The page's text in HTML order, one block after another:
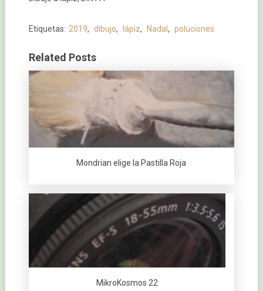
Etiquetas: 2019, dibujo, lápiz, Nadal , poluciones
Related Posts
Mondrian elige la Pastilla Roja
MikroKosmos 22